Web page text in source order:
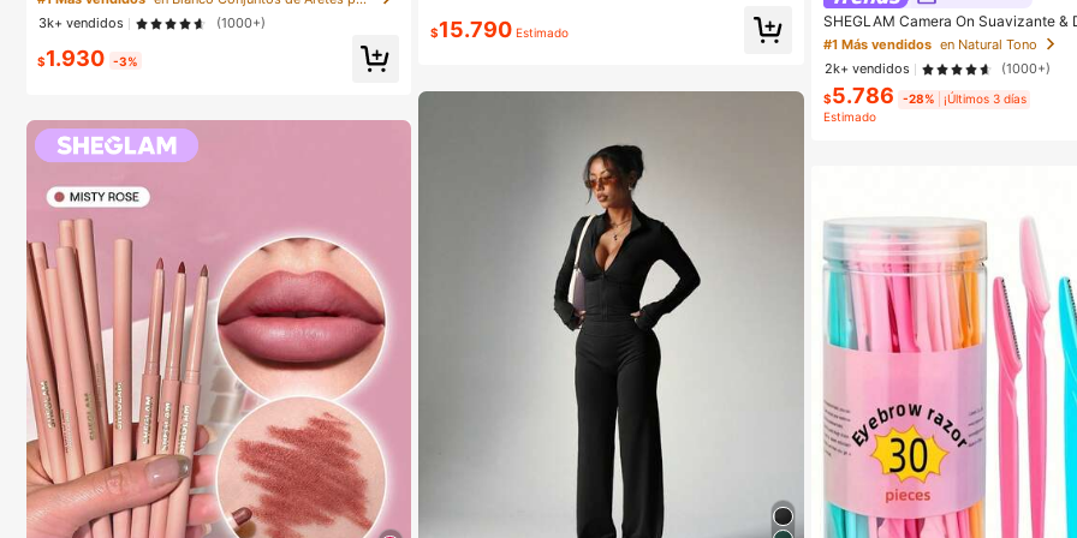
ara mujeres
3k+ vendidos
(1000+)
$1.930 -3%
$15.790 Estimado
SHEGLAM Camera On Suavizante &
base Marca de Belleza Cosmética
ujeres y Niñas
#1 Más vendidos en Natural Tono
2k+ vendidos
(1000+)
$5.786 -28%
¡Últimos 3 días
Estimado